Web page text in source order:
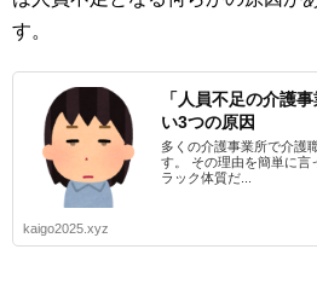
す。
「人員不足の介護
い3つの原因
多くの介護事業所で介護
す。 その理由を簡単に言
ラック体質だ...
kaigo2025.xyz